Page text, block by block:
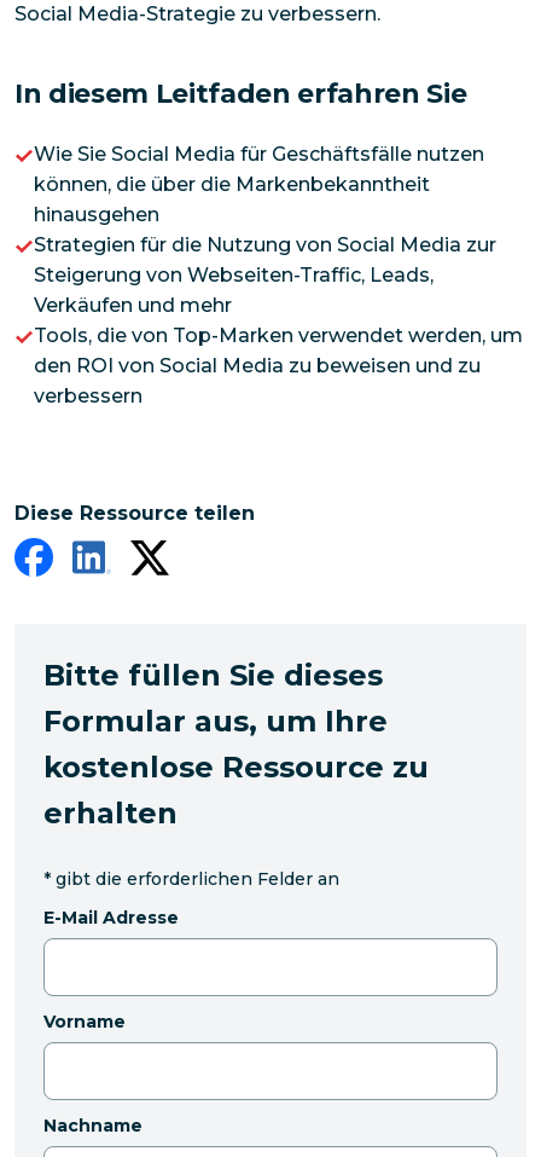
Social Media-Strategie zu verbessern.
In diesem Leitfaden erfahren Sie
Wie Sie Social Media für Geschäftsfälle nutzen
können, die über die Markenbekanntheit
hinausgehen
Strategien für die Nutzung von Social Media zur
Steigerung von Webseiten-Traffic, Leads,
Verkäufen und mehr
Tools, die von Top-Marken verwendet werden, um
den ROI von Social Media zu beweisen und zu
verbessern
Diese Ressource teilen
Bitte füllen Sie dieses
Formular aus, um Ihre
kostenlose Ressource zu
erhalten
* gibt die erforderlichen Felder an
E-Mail Adresse
Vorname
Nachname